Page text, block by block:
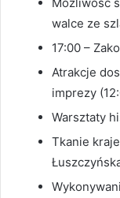
walce ze
17:00 –
Atrakcje
imprezy
Warsztaty
Tkanie